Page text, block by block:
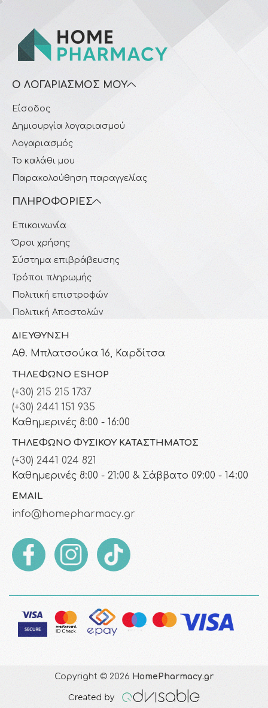
Ο ΛΟΓΑΡΙΑΣΜΌΣ ΜΟΥ
Είσοδος
Δημιουργία λογαριασμού
Λογαριασμός
Το καλάθι μου
Παρακολούθηση παραγγελίας
ΠΛΗΡΟΦΟΡΊΕΣ
Επικοινωνία
Όροι χρήσης
Σύστημα επιβράβευσης
Τρόποι πληρωμής
Πολιτική επιστροφών
Πολιτική Αποστολών
ΔΙΕΎΘΥΝΣΗ
Αθ. Μπλατσούκα 16, Καρδίτσα
ΤΗΛΈΦΩΝΟ ESHOP
(+30) 215 215 1737
(+30) 2441 151 935
Καθημερινές 8:00 - 16:00
ΤΗΛΈΦΩΝΟ ΦΥΣΙΚΟΎ ΚΑΤΑΣΤΉΜΑΤΟΣ
(+30) 2441 024 821
Καθημερινές 8:00 - 21:00 & Σάββατο 09:00 - 14:00
EMAIL
info@homepharmacy.gr
Copyright © 2026 HomePharmacy.gr